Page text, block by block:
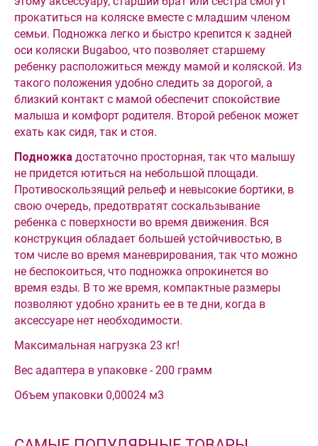
прокатиться на коляске вместе с младшим членом
семьи. Подножка легко и быстро крепится к задней
оси коляски Bugaboo, что позволяет старшему
ребенку расположиться между мамой и коляской. Из
такого положения удобно следить за дорогой, а
близкий контакт с мамой обеспечит спокойствие
малыша и комфорт родителя. Второй ребенок может
ехать как сидя, так и стоя.
Подножкадостаточно просторная, так что малышу
не придется ютиться на небольшой площади.
Противоскользящий рельеф и невысокие бортики, в
свою очередь, предотвратят соскальзывание
ребенка с поверхности во время движения. Вся
конструкция обладает большей устойчивостью, в
том числе во время маневрирования, так что можно
не беспокоиться, что подножка опрокинется во
время езды. В то же время, компактные размеры
позволяют удобно хранить ее в те дни, когда в
аксессуаре нет необходимости.
Максимальная нагрузка 23 кг!
Вес адаптера в упаковке - 200 грамм
Объем упаковки 0,00024 м3